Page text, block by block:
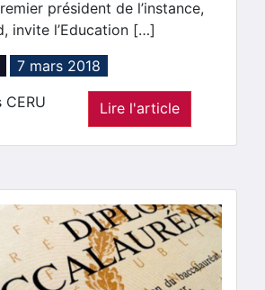
président de l’instance,
invite l’Education […]
7 mars 2018
CERU
Lire l'article